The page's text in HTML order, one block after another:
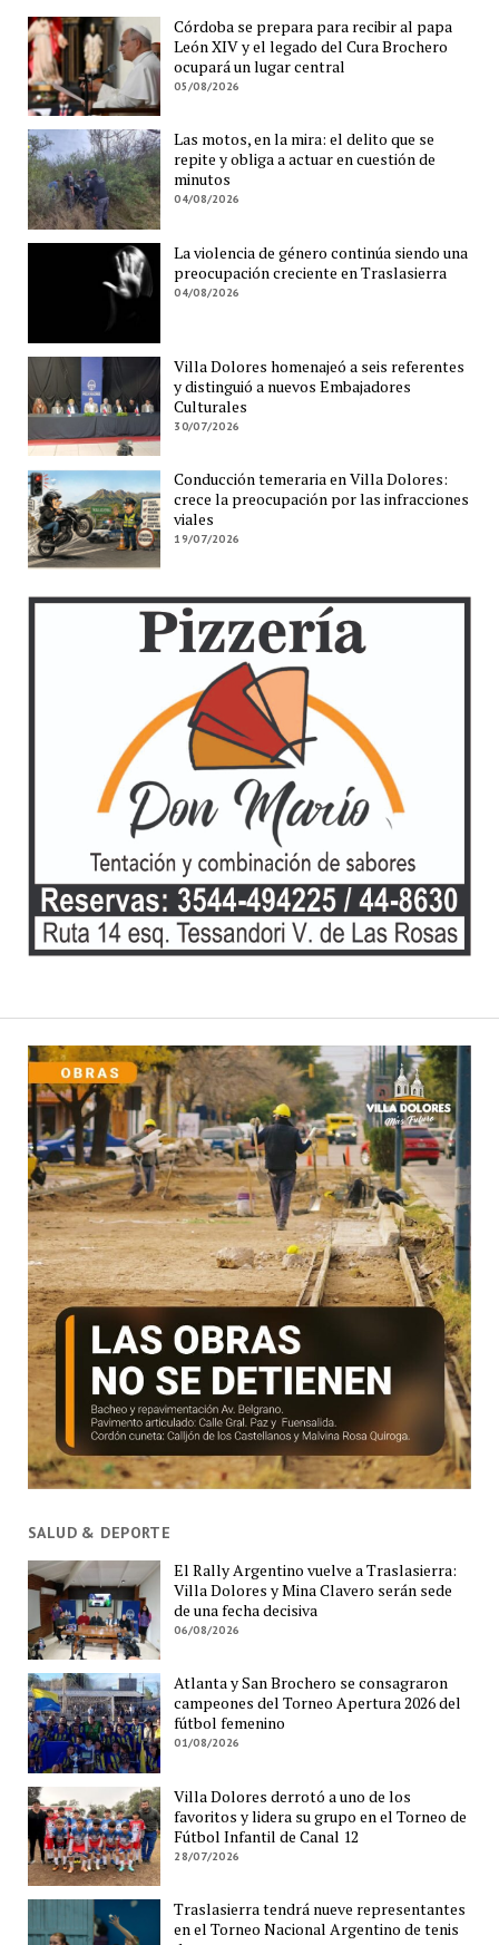
Córdoba se prepara para recibir al papa
León XIV y el legado del Cura Brochero
ocupará un lugar central
05/08/2026
Las motos, en la mira: el delito que se
repite y obliga a actuar en cuestión de
minutos
04/08/2026
La violencia de género continúa siendo una
preocupación creciente en Traslasierra
04/08/2026
Villa Dolores homenajeó a seis referentes
y distinguió a nuevos Embajadores
Culturales
30/07/2026
Conducción temeraria en Villa Dolores:
crece la preocupación por las infracciones
viales
19/07/2026
SALUD & DEPORTE
El Rally Argentino vuelve a Traslasierra:
Villa Dolores y Mina Clavero serán sede
de una fecha decisiva
06/08/2026
Atlanta y San Brochero se consagraron
campeones del Torneo Apertura 2026 del
fútbol femenino
01/08/2026
Villa Dolores derrotó a uno de los
favoritos y lidera su grupo en el Torneo de
Fútbol Infantil de Canal 12
28/07/2026
Traslasierra tendrá nueve representantes
en el Torneo Nacional Argentino de tenis